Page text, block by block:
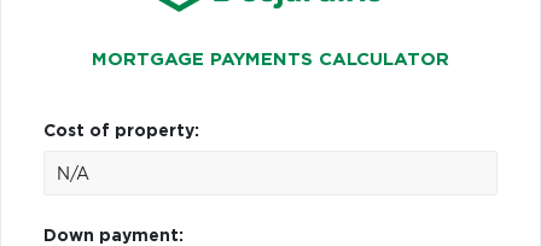
MORTGAGE PAYMENTS CALCULATOR
Cost of property:
Down payment: